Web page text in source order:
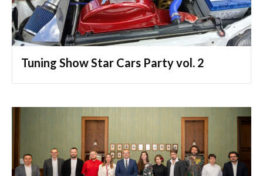
Tuning Show Star Cars Party vol. 2